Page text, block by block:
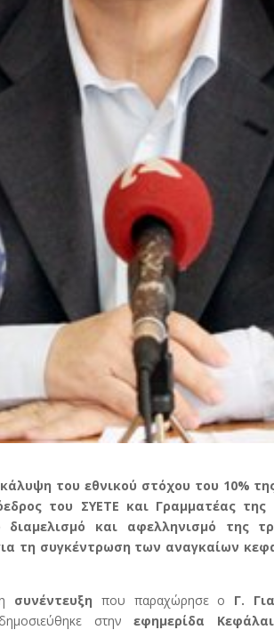
του εθνικού στόχου του 10%
του ΣΥΕΤΕ και Γραμματέας της
διαμελισμό και αφελληνισμό της
τη συγκέντρωση των αναγκαίων
συνέντευξη που παραχώρησε ο Γ.
στην εφημερίδα